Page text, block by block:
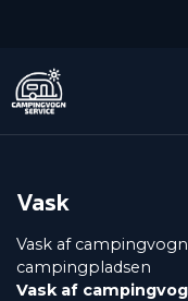
hovedindhold
Vask
Vask af
campingpladsen
Vask af